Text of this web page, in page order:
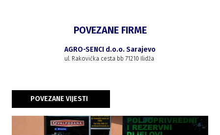
POVEZANE FIRME
AGRO-SENCI d.o.o. Sarajevo
ul. Rakovička cesta bb 71210 Ilidža
POVEZANE VIJESTI